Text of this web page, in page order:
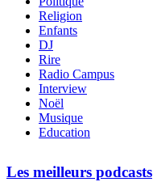
Religion
Enfants
DJ
Rire
Radio Campus
Interview
Noël
Musique
Education
Les meilleurs podcasts